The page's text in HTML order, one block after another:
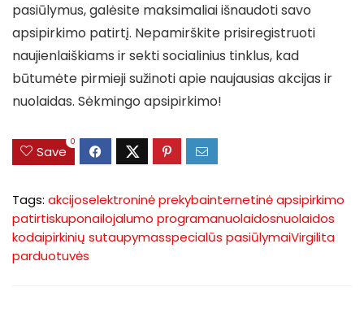
pasiūlymus, galėsite maksimaliai išnaudoti savo
apsipirkimo patirtį. Nepamirškite prisiregistruoti
naujienlaiškiams ir sekti socialinius tinklus, kad
būtumėte pirmieji sužinoti apie naujausias akcijas ir
nuolaidas. Sėkmingo apsipirkimo!
Save
0
Tags: akcijoselektroninė prekybainternetinė apsipirkimo
patirtiskuponailojalumo programanuolaidosnuolaidos
kodaipirkinių sutaupymasspecialūs pasiūlymaiVirgilita
parduotuvės